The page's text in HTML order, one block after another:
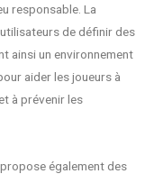
responsable. La
de définir des
ainsi un environnement
aider les joueurs à
à prévenir les
également des